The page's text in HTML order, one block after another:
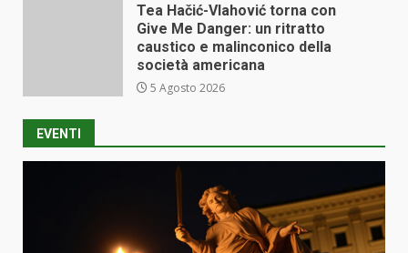
Tea Hačić-Vlahović torna con
Give Me Danger: un ritratto
caustico e malinconico della
società americana
5 Agosto 2026
EVENTI